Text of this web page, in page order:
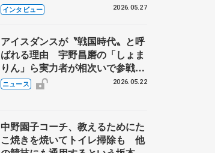
インタビュー 2026.05.27
アイスダンスが〝戦国時代〟と呼
ばれる理由 宇野昌磨の「しょま
りん」ら実力者が相次いで参戦
国内の競争激化
ニュース 2026.05.22
中野園子コーチ、教えるためにた
こ焼きを焼いてトイレ掃除も 他